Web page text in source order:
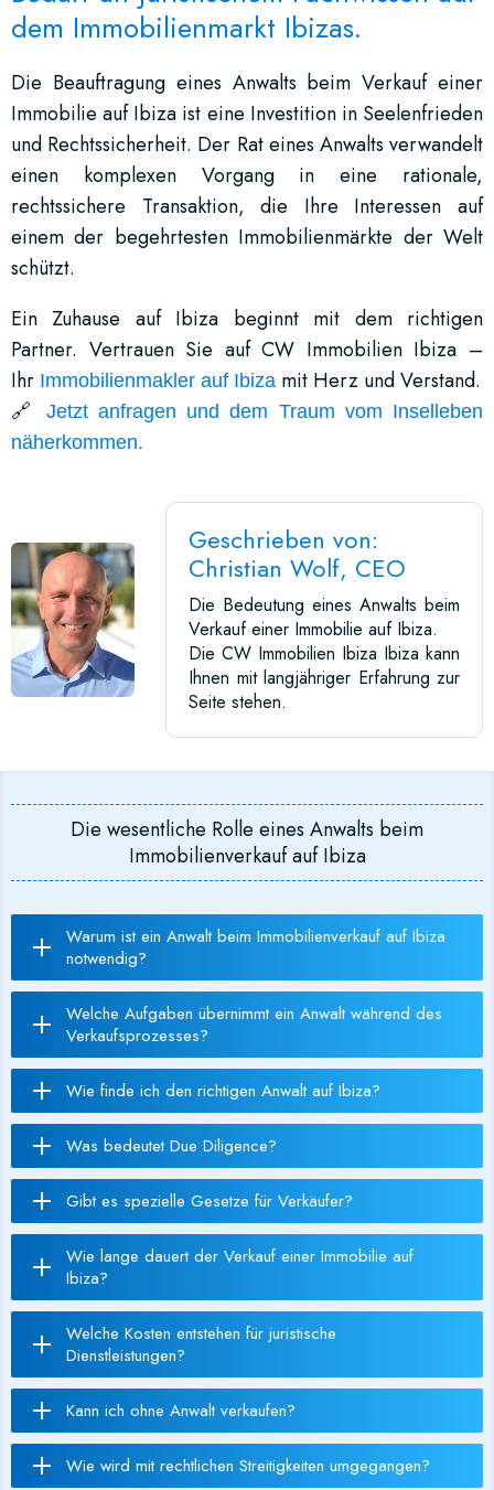
dem Immobilienmarkt Ibizas.
Die Beauftragung eines Anwalts beim Verkauf einer
Immobilie auf Ibiza ist eine Investition in Seelenfrieden
und Rechtssicherheit. Der Rat eines Anwalts verwandelt
einen komplexen Vorgang in eine rationale,
rechtssichere Transaktion, die Ihre Interessen auf
einem der begehrtesten Immobilienmärkte der Welt
schützt.
Ein Zuhause auf Ibiza beginnt mit dem richtigen
Partner. Vertrauen Sie auf CW Immobilien Ibiza –
Ihr Immobilienmakler auf Ibiza mit Herz und Verstand.
🔗
Jetzt anfragen und dem Traum vom Inselleben
näherkommen.
Geschrieben von:
Christian Wolf, CEO
Die Bedeutung eines Anwalts beim
Verkauf einer Immobilie auf Ibiza.
Die CW Immobilien Ibiza Ibiza kann
Ihnen mit langjähriger Erfahrung zur
Seite stehen.
Die wesentliche Rolle eines Anwalts beim
Immobilienverkauf auf Ibiza
Warum ist ein Anwalt beim Immobilienverkauf auf Ibiza
notwendig?
Welche Aufgaben übernimmt ein Anwalt während des
Verkaufsprozesses?
Wie finde ich den richtigen Anwalt auf Ibiza?
Was bedeutet Due Diligence?
Gibt es spezielle Gesetze für Verkäufer?
Wie lange dauert der Verkauf einer Immobilie auf
Ibiza?
Welche Kosten entstehen für juristische
Dienstleistungen?
Kann ich ohne Anwalt verkaufen?
Wie wird mit rechtlichen Streitigkeiten umgegangen?